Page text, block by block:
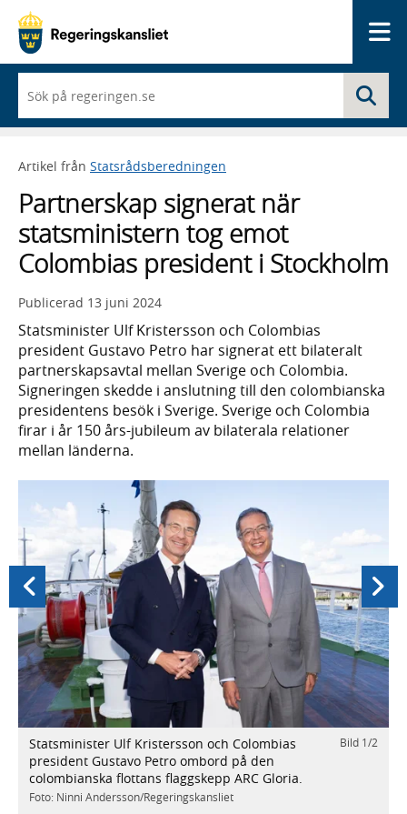
du
börjar
skriva
framträder
lista
med
sökförslag
Artikel från Statsrådsberedningen
Partnerskap signerat när
statsministern tog emot
Colombias president i Stockholm
Publicerad 13 juni 2024
Statsminister Ulf Kristersson och Colombias
president Gustavo Petro har signerat ett bilateralt
partnerskapsavtal mellan Sverige och Colombia.
Signeringen skedde i anslutning till den colombianska
presidentens besök i Sverige. Sverige och Colombia
firar i år 150 års-jubileum av bilaterala relationer
mellan länderna.
Bild 1/2
Statsminister Ulf Kristersson och Colombias
president Gustavo Petro ombord på den
colombianska flottans flaggskepp ARC Gloria.
Foto: Ninni Andersson/Regeringskansliet
Föregående Nästa